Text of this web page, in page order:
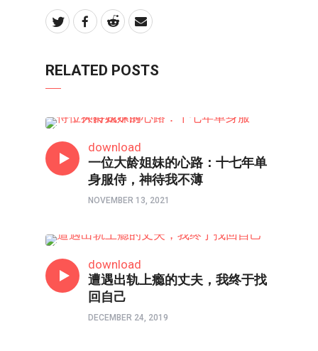
RELATED POSTS
download
一位大龄姐妹的心路：十七年单
身服侍，神待我不薄
NOVEMBER 13, 2021
download
遭遇出轨上瘾的丈夫，我终于找
回自己
DECEMBER 24, 2019